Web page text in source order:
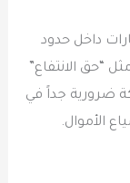
داخل حدود
“حق الانتفاع”
ضرورية جداً في
الأموال.